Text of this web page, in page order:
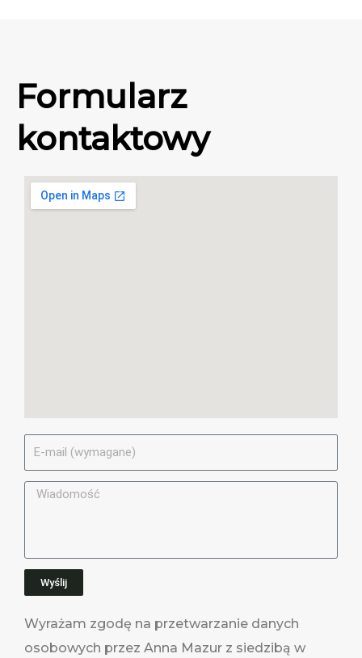
Formularz
kontaktowy
M
a
Wyślij
Wyrażam zgodę na przetwarzanie danych
osobowych przez Anna Mazur z siedzibą w